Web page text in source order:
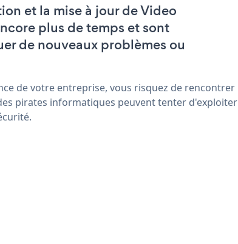
et la mise à jour de Video
plus de temps et sont
de nouveaux problèmes ou
de votre entreprise, vous risquez de rencontrer
pirates informatiques peuvent tenter d'exploiter